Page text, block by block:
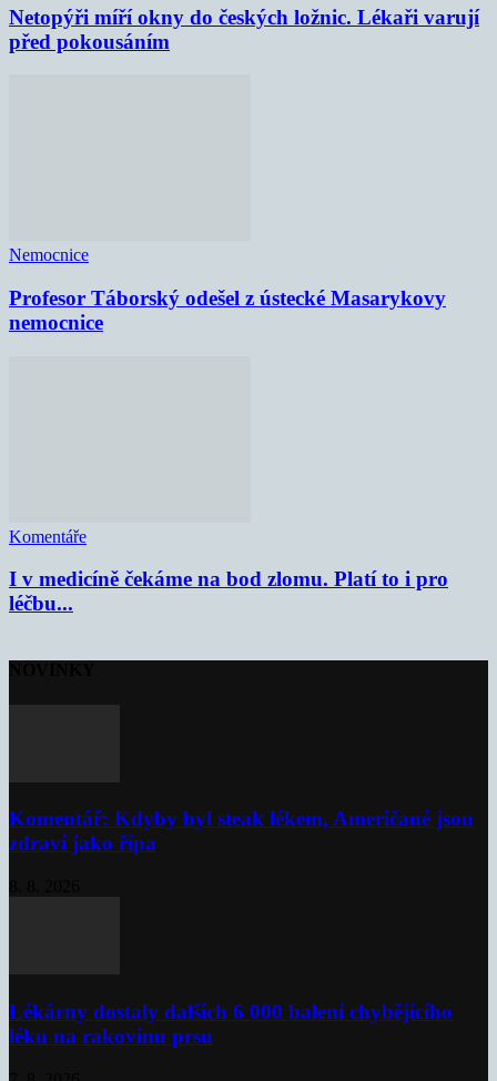
Netopýři míří okny do českých ložnic. Lékaři varují
před pokousáním
Nemocnice
Profesor Táborský odešel z ústecké Masarykovy
nemocnice
Komentáře
I v medicíně čekáme na bod zlomu. Platí to i pro
léčbu...
Komentář: Kdyby byl steak lékem, Američané jsou
zdraví jako řípa
Lékárny dostaly dalších 6 000 balení chybějícího
léku na rakovinu prsu